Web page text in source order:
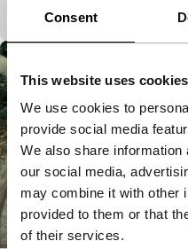
Consent
This website uses cookies
We use cookies to
provide social media
We also share
our social media,
may combine it with other
provided to them or that
of their services.
geven antwoord.